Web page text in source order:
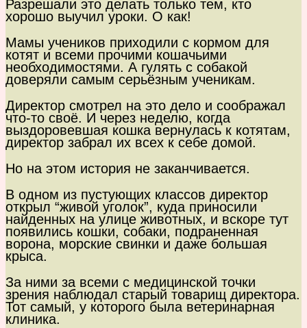
Разрешали это делать только тем, кто
хорошо выучил уроки. О как!
Мамы учеников приходили с кормом для
котят и всеми прочими кошачьими
необходимостями. А гулять с собакой
доверяли самым серьёзным ученикам.
Директор смотрел на это дело и соображал
что-то своё. И через неделю, когда
выздоровевшая кошка вернулась к котятам,
директор забрал их всех к себе домой.
Но на этом история не заканчивается.
В одном из пустующих классов директор
открыл “живой уголок”, куда приносили
найденных на улице животных, и вскоре тут
появились кошки, собаки, подраненная
ворона, морские свинки и даже большая
крыса.
За ними за всеми с медицинской точки
зрения наблюдал старый товарищ директора.
Тот самый, у которого была ветеринарная
клиника.